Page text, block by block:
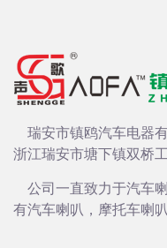
瑞安市镇鸥汽车电器
浙江瑞安市塘下镇双桥
公司一直致力于汽车
有汽车喇叭，摩托车喇